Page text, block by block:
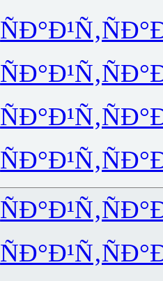
ÑÐ°Ð¹Ñ‚
ÑÐ°Ð¹Ñ‚
ÑÐ°Ð¹Ñ‚
ÑÐ°Ð¹Ñ‚
ÑÐ°Ð¹Ñ‚
ÑÐ°Ð¹Ñ‚